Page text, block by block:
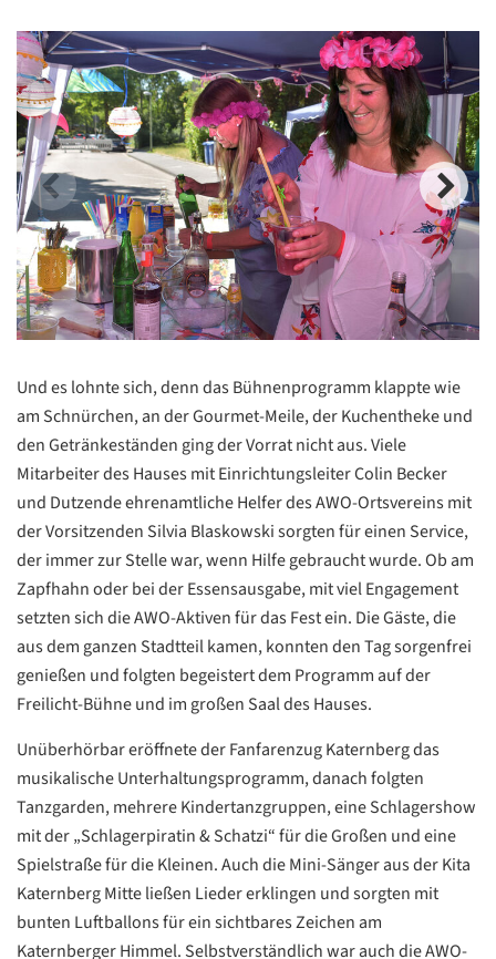
Und es lohnte sich, denn das Bühnenprogramm klappte wie
am Schnürchen, an der Gourmet-Meile, der Kuchentheke und
den Getränkeständen ging der Vorrat nicht aus. Viele
Mitarbeiter des Hauses mit Einrichtungsleiter Colin Becker
und Dutzende ehrenamtliche Helfer des AWO-Ortsvereins mit
der Vorsitzenden Silvia Blaskowski sorgten für einen Service,
der immer zur Stelle war, wenn Hilfe gebraucht wurde. Ob am
Zapfhahn oder bei der Essensausgabe, mit viel Engagement
setzten sich die AWO-Aktiven für das Fest ein. Die Gäste, die
aus dem ganzen Stadtteil kamen, konnten den Tag sorgenfrei
genießen und folgten begeistert dem Programm auf der
Freilicht-Bühne und im großen Saal des Hauses.
Unüberhörbar eröffnete der Fanfarenzug Katernberg das
musikalische Unterhaltungsprogramm, danach folgten
Tanzgarden, mehrere Kindertanzgruppen, eine Schlagershow
mit der „Schlagerpiratin & Schatzi“ für die Großen und eine
Spielstraße für die Kleinen. Auch die Mini-Sänger aus der Kita
Katernberg Mitte ließen Lieder erklingen und sorgten mit
bunten Luftballons für ein sichtbares Zeichen am
Katernberger Himmel. Selbstverständlich war auch die AWO-